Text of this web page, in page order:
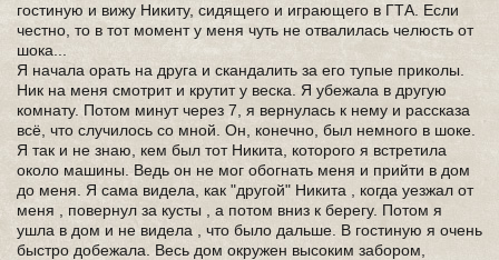
гостиную и вижу Никиту, сидящего и играющего в ГТА. Если
честно, то в тот момент у меня чуть не отвалилась челюсть от
шока...
Я начала орать на друга и скандалить за его тупые приколы.
Ник на меня смотрит и крутит у веска. Я убежала в другую
комнату. Потом минут через 7, я вернулась к нему и рассказа
всё, что случилось со мной. Он, конечно, был немного в шоке.
Я так и не знаю, кем был тот Никита, которого я встретила
около машины. Ведь он не мог обогнать меня и прийти в дом
до меня. Я сама видела, как "другой" Никита , когда уезжал от
меня , повернул за кусты , а потом вниз к берегу. Потом я
ушла в дом и не видела , что было дальше. В гостиную я очень
быстро добежала. Весь дом окружен высоким забором,